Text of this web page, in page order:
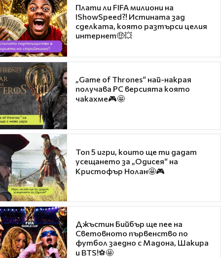
Плати ли FIFA милиони на
IShowSpeed?! Истината зад
сделката, която разтърси целия
интернет🤑💥
„Game of Thrones“ най-накрая
получава PC версията която
чакахме🎮🤩
Топ 5 игри, които ще ти дадат
усещането за „Одисея“ на
Кристофър Нолан🤩🎮
Джъстин Бийбър ще пее на
Световното първенство по
футбол заедно с Мадона, Шакира
и BTS!⚽🤩